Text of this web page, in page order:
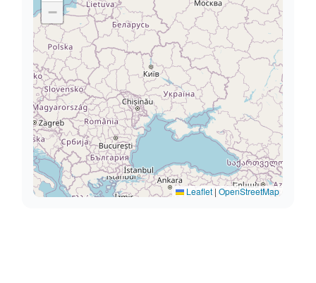
−
Leaflet | OpenStreetMap